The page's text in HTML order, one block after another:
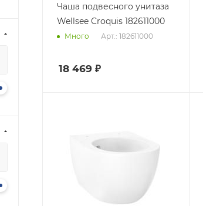
Чаша подвесного унитаза
Wellsee Croquis 182611000
Много Арт.: 182611000
18 469 ₽